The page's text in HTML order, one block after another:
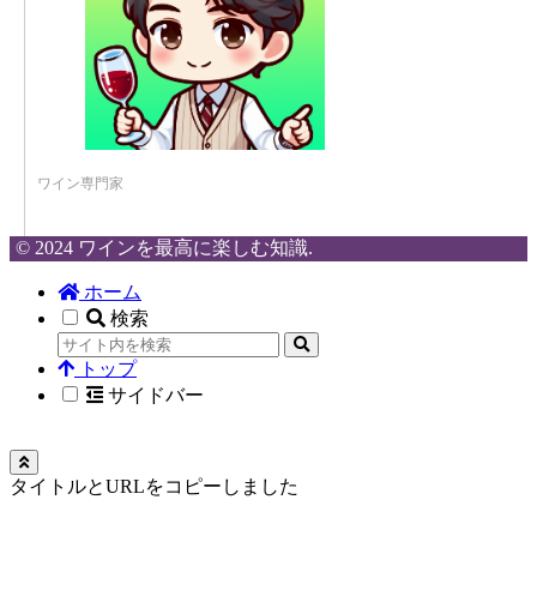
ワイン専門家
© 2024 ワインを最高に楽しむ知識.
ホーム
検索
トップ
サイドバー
タイトルとURLをコピーしました